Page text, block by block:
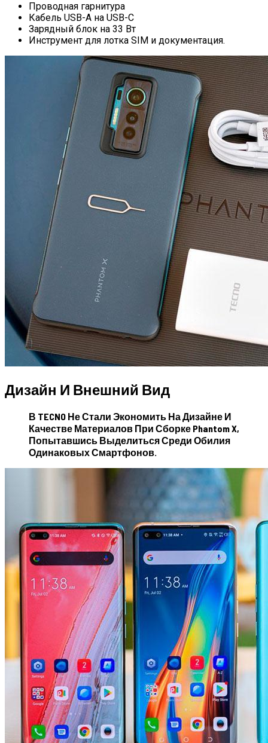
Проводная гарнитура
Кабель USB-A на USB-C
Зарядный блок на 33 Вт
Инструмент для лотка SIM и документация.
Дизайн И Внешний Вид
В TECNO Не Стали Экономить На Дизайне И
Качестве Материалов При Сборке Phantom X,
Попытавшись Выделиться Среди Обилия
Одинаковых Смартфонов.